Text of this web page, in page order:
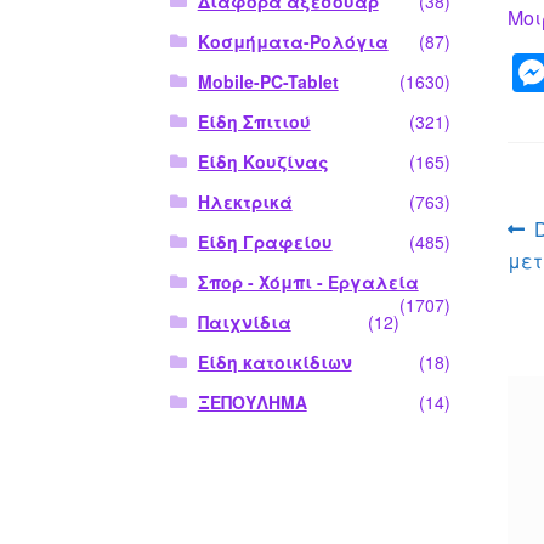
Κοσμήματα-Ρολόγια
(87)
Mobile-PC-Tablet
(1630)
Είδη Σπιτιού
(321)
Είδη Κουζίνας
(165)
Ηλεκτρικά
(763)
Είδη Γραφείου
(485)
Σπορ - Χόμπι - Εργαλεία
(1707)
Παιχνίδια
(12)
Είδη κατοικίδιων
(18)
ΞΕΠΟΥΛΗΜΑ
(14)